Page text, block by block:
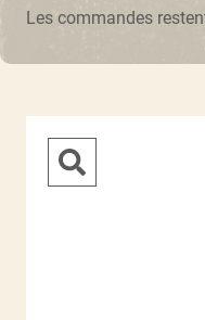
Les commandes